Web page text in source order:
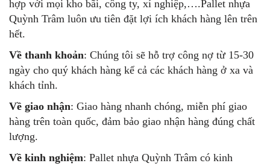
hợp với mọi kho bãi, công ty, xí nghiệp,….Pallet nhựa
Quỳnh Trâm luôn ưu tiên đặt lợi ích khách hàng lên trên
hết.
Về thanh khoản: Chúng tôi sẽ hỗ trợ công nợ từ 15-30
ngày cho quý khách hàng kể cả các khách hàng ở xa và
khách tỉnh.
Về giao nhận: Giao hàng nhanh chóng, miễn phí giao
hàng trên toàn quốc, đảm bảo giao nhận hàng đúng chất
lượng.
Về kinh nghiệm: Pallet nhựa Quỳnh Trâm có kinh